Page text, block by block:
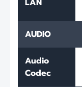
LAN
AUDIO
Audio
Codec